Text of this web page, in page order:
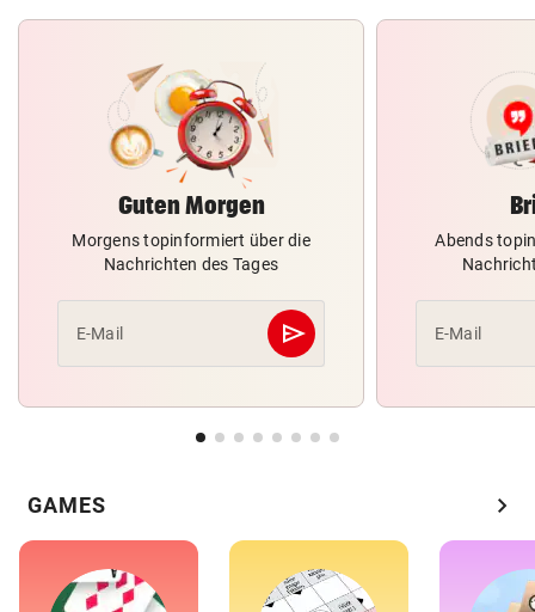
Guten Morgen
Morgens topinformiert über die
Nachrichten des Tages
E-Mail send
Abschicken
Abends
E-Mail
GAMES chevron_right